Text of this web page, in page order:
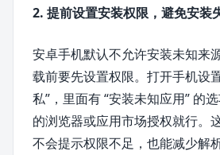
2. 提前设置安装权限，避免安装
安卓手机默认不允许安装未知来
载前要先设置权限。打开手机设
私”，里面有 “安装未知应用” 的
的浏览器或应用市场授权就行。
不会提示权限不足，也能减少解